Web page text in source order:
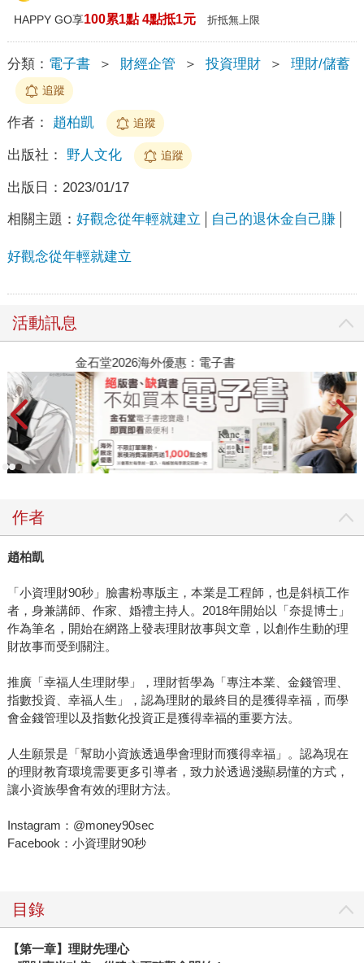
HAPPY GO享100累1點 4點抵1元 折抵無上限
分類： 電子書 ＞ 財經企管 ＞ 投資理財 ＞ 理財/儲蓄
追蹤
作者： 趙柏凱 追蹤
出版社： 野人文化 追蹤
出版日： 2023/01/17
相關主題： 好觀念從年輕就建立 自己的退休金自己賺
好觀念從年輕就建立
活動訊息
金石堂2026海外優惠：電子書
作者
趙柏凱
「小資理財90秒」臉書粉專版主，本業是工程師，也是斜槓工作
者，身兼講師、作家、婚禮主持人。2018年開始以「奈提博士」
作為筆名，開始在網路上發表理財故事與文章，以創作生動的理
財故事而受到關注。
推廣「幸福人生理財學」，理財哲學為「專注本業、金錢管理、
指數投資、幸福人生」，認為理財的最終目的是獲得幸福，而學
會金錢管理以及指數化投資正是獲得幸福的重要方法。
人生願景是「幫助小資族透過學會理財而獲得幸福」。認為現在
的理財教育環境需要更多引導者，致力於透過淺顯易懂的方式，
讓小資族學會有效的理財方法。
Instagram：@money90sec
Facebook：小資理財90秒
目錄
【第一章】理財先理心